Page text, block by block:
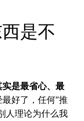
是不
是最省心、最
好了，任何“推
人理论为什么我